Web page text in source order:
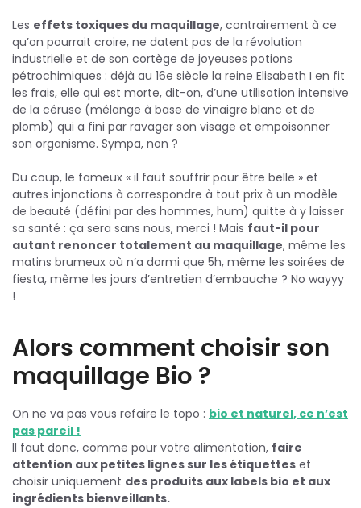
Les effets toxiques du maquillage, contrairement à ce
qu’on pourrait croire, ne datent pas de la révolution
industrielle et de son cortège de joyeuses potions
pétrochimiques : déjà au 16e siècle la reine Elisabeth I en fit
les frais, elle qui est morte, dit-on, d’une utilisation intensive
de la céruse (mélange à base de vinaigre blanc et de
plomb) qui a fini par ravager son visage et empoisonner
son organisme. Sympa, non ?
Du coup, le fameux « il faut souffrir pour être belle » et
autres injonctions à correspondre à tout prix à un modèle
de beauté (défini par des hommes, hum) quitte à y laisser
sa santé : ça sera sans nous, merci ! Mais faut-il pour
autant renoncer totalement au maquillage, même les
matins brumeux où n’a dormi que 5h, même les soirées de
fiesta, même les jours d’entretien d’embauche ? No wayyy
!
Alors comment choisir son
maquillage Bio ?
On ne va pas vous refaire le topo : bio et naturel, ce n’est
pas pareil !
Il faut donc, comme pour votre alimentation, faire
attention aux petites lignes sur les étiquettes et
choisir uniquement des produits aux labels bio et aux
ingrédients bienveillants.